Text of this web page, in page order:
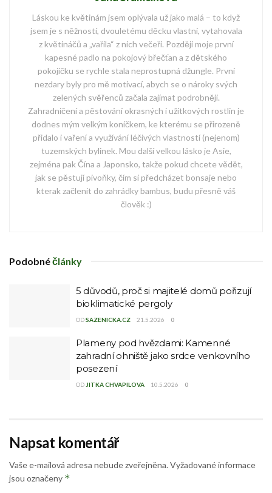
Láskou ke květinám jsem oplývala už jako malá – to když
jsem je s něžností, dvouletému děcku vlastní, vytahovala
z květináčů a „vařila“ z nich večeři. Později moje první
kapesné padlo na pokojový břečťan a z dětského
pokojíčku se rychle stala neprostupná džungle. První
nezdary byly pro mě motivací, abych se o nároky svých
zelených svěřenců začala zajímat podrobněji.
Zahradničení a pěstování okrasných i užitkových rostlin je
dodnes mým velkým koníčkem, ke kterému se přirozeně
přidalo i vaření a využívání léčivých vlastností (nejenom)
tuzemských bylinek. Mou další velkou lásko je Asie,
zejména pak Čína a Japonsko, takže pokud chcete vědět,
jak se pěstují pivoňky, čím si předcházet bonsaje nebo
kterak začlenit do zahrádky bambus, budu přesně váš
člověk :)
Podobnéčlánky
5 důvodů, proč si majitelé domů pořizují
bioklimatické pergoly
ODSAZENICKA.CZ 21.5.2026 0
Plameny pod hvězdami: Kamenné
zahradní ohniště jako srdce venkovního
posezení
ODJITKA CHVAPILOVA 10.5.2026 0
Napsat komentář
Vaše e-mailová adresa nebude zveřejněna.Vyžadované informace
jsou označeny *